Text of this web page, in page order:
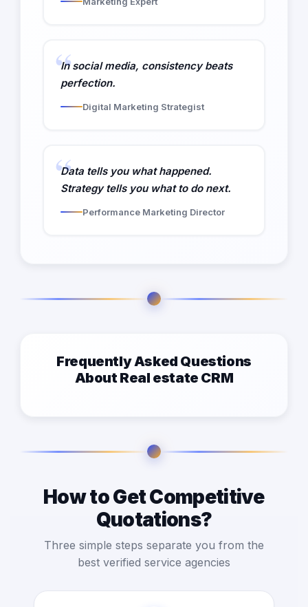
In social media, consistency beats
perfection.
Digital Marketing Strategist
Data tells you what happened.
Strategy tells you what to do next.
Performance Marketing Director
Frequently Asked Questions
About Real estate CRM
How to Get Competitive
Quotations?
Three simple steps separate you from the
best verified service agencies